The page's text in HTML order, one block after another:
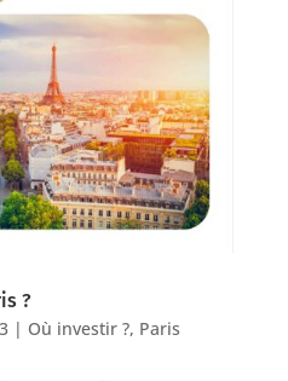
?
| Où investir ?, Paris